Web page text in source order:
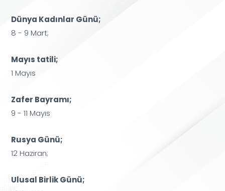
Dünya Kadınlar Günü;
8 - 9 Mart;
Mayıs tatili;
1 Mayıs
Zafer Bayramı;
9 - 11 Mayıs
Rusya Günü;
12 Haziran;
Ulusal Birlik Günü;